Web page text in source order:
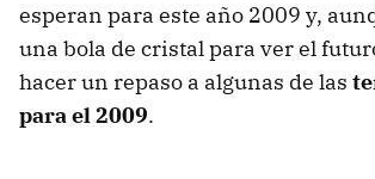
esperan para este año 2009 y,
una bola de cristal para ver el
hacer un repaso a algunas de las
para el 2009.